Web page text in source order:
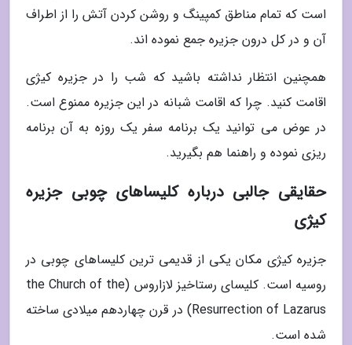
است که تمام مناطق کمپینگ و روشن کردن آتش را از اطراف
آن و در کل درون جزیره جمع نموده اند.
همچنین انتظار نداشته باشید که شب را در جزیره کیژی
اقامت کنید. چرا که اقامت شبانه در این جزیره ممنوع است.
در عوض می توانید یک برنامه سفر یک روزه به آن برنامه
ریزی نموده و راهنما هم بگیرید.
حقایقی جالبی درباره کلیساهای چوبی جزیره
کیژی
جزیره کیژی مکان یکی از قدیمی ترین کلیساهای چوبی در
روسیه است. کلیسای رستاخیز لازاروس (the Church of the
Resurrection of Lazarus) در قرن چهاردهم میلادی ساخته
شده است.